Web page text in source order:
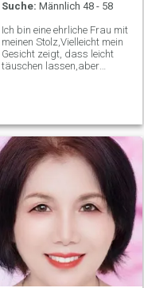
Suche: Männlich 48 - 58
Ich bin eine ehrliche Frau mit
meinen Stolz,Vielleicht mein
Gesicht zeigt, dass leicht
täuschen lassen,aber
,Ehrlich,very
caring,intelligente.mein
zukünftiger Mann werden
die ersten I care about.,ich
kann schreiben und
sprechen gut Deutsch.Ich
mag alle wunderbaren
Dinge. Musik . Filme
,tanzen,Reisen.ect. Ich mag
die Blumen, wie Verschleiß
der schönen Kleider.Und ich
mag üben , halten
Gesundheit und Form.und
bleiben in guter Stimmung.